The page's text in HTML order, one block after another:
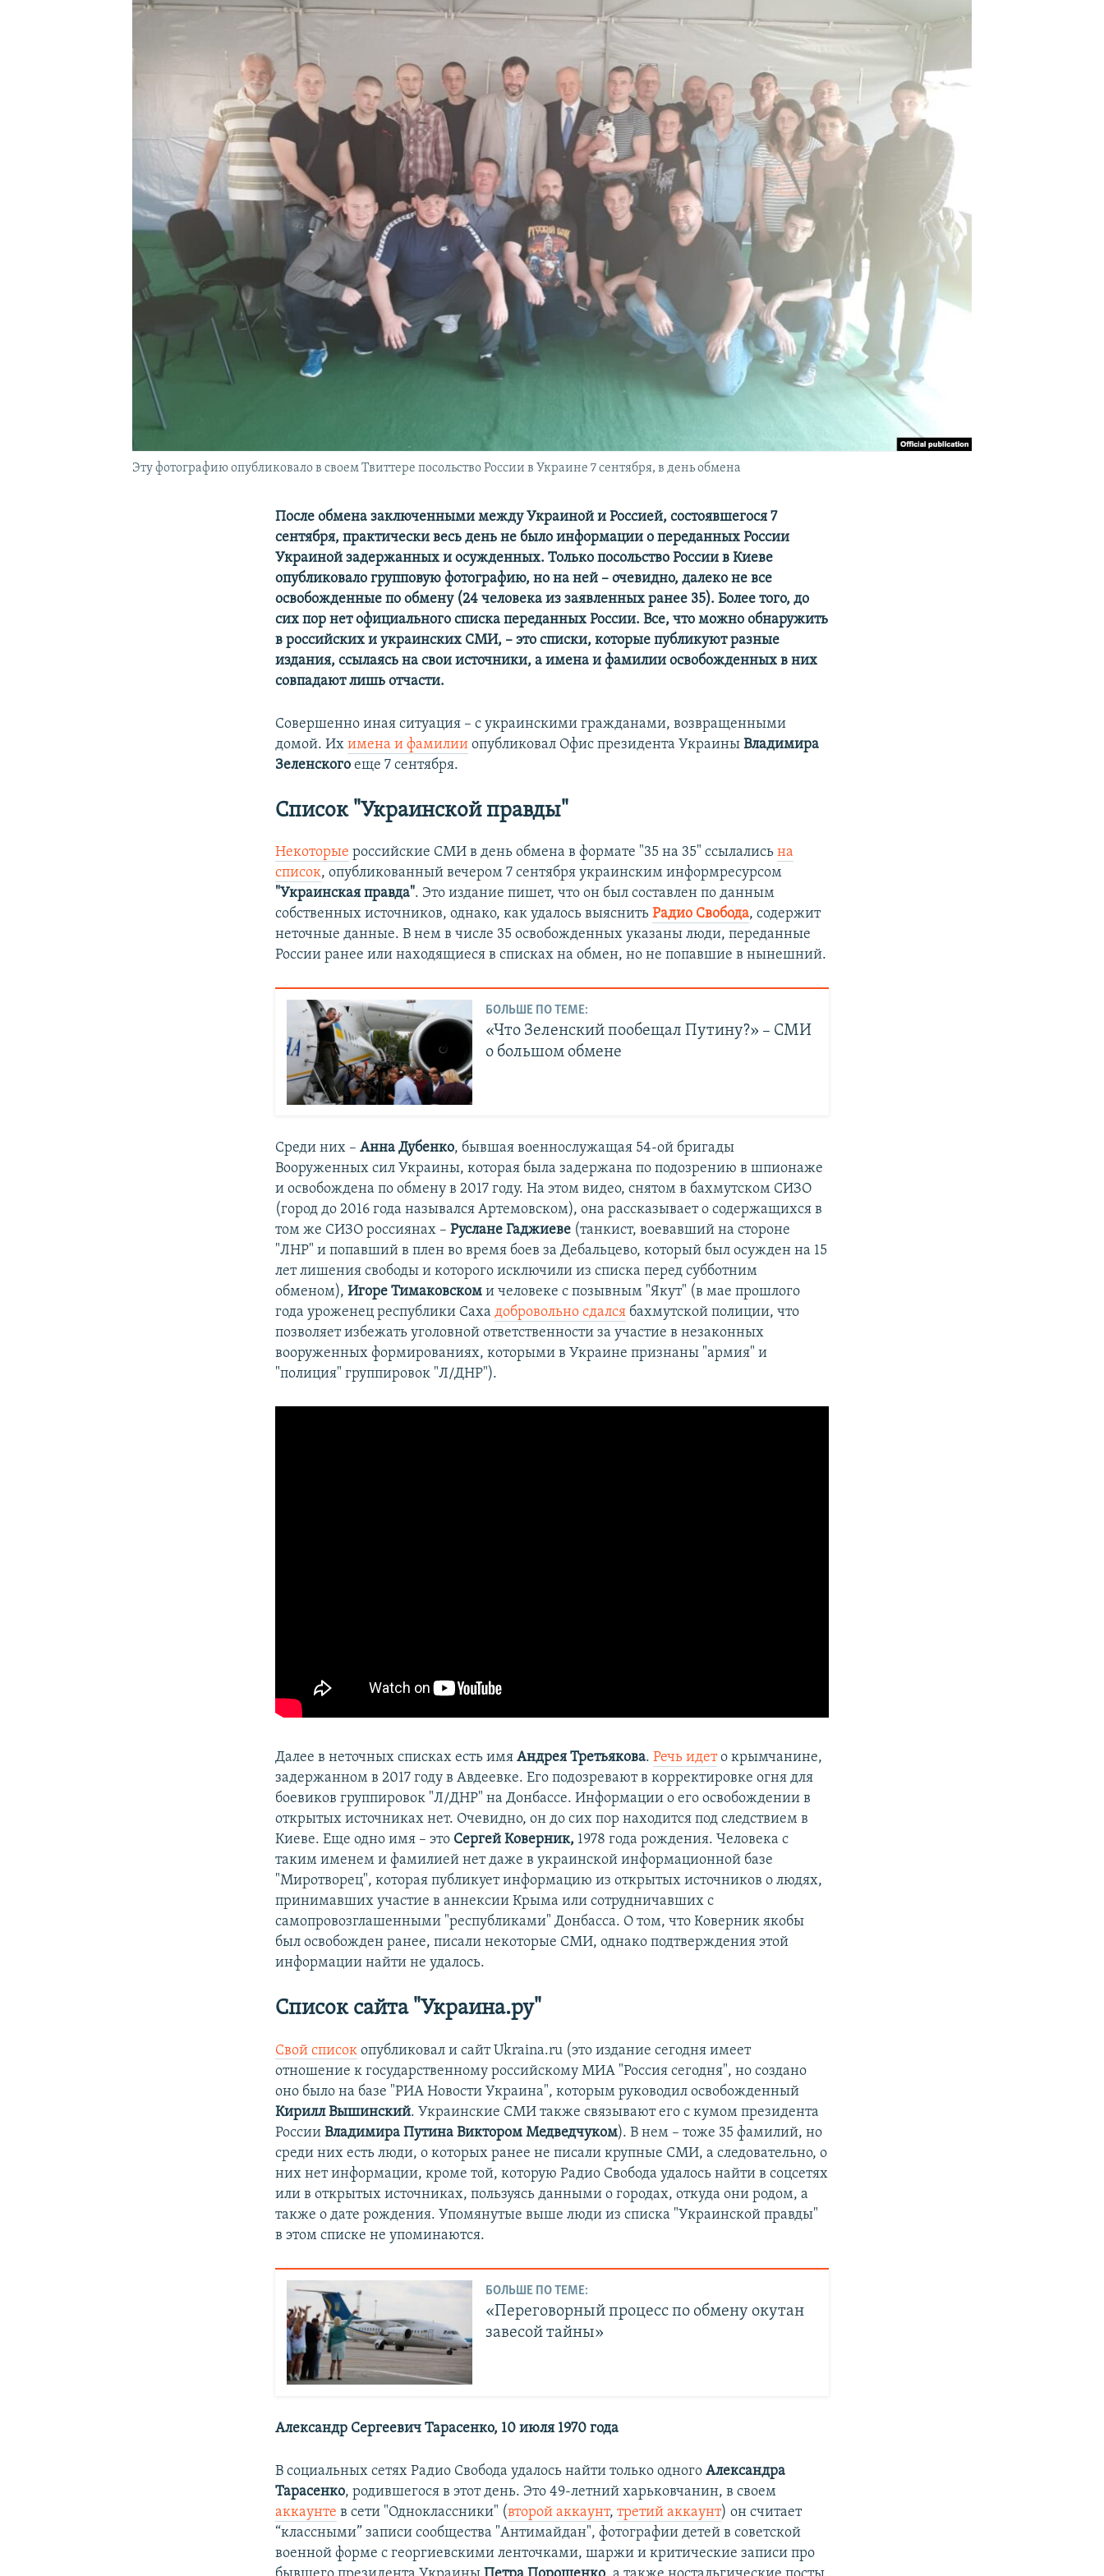
Эту фотографию опубликовало в своем Твиттере посольство России в Украине 7 сентября, в день обмена
После обмена заключенными между Украиной и Россией, состоявшегося 7
сентября, практически весь день не было информации о переданных России
Украиной задержанных и осужденных. Только посольство России в Киеве
опубликовало групповую фотографию, но на ней – очевидно, далеко не все
освобожденные по обмену (24 человека из заявленных ранее 35). Более того, до
сих пор нет официального списка переданных России. Все, что можно обнаружить
в российских и украинских СМИ, –​ это списки, которые публикуют разные
издания, ссылаясь на свои источники, а имена и фамилии освобожденных в них
совпадают лишь отчасти.
Совершенно иная ситуация – с украинскими гражданами, возвращенными
домой. Ихимена и фамилии опубликовал Офис президента УкраиныВладимира
Зеленского еще 7 сентября.​
Список "Украинской правды"
Некоторые российские СМИ в день обмена в формате "35 на 35" ссылалисьна
список, опубликованный вечером 7 сентября украинским информресурсом
"Украинская правда". Это издание пишет, что он был составлен по данным
собственных источников, однако, как удалось выяснитьРадио Свобода, содержит
неточные данные. В нем в числе 35 освобожденных указаны люди, переданные
России ранее или находящиеся в списках на обмен, но не попавшие в нынешний.
БОЛЬШЕ ПО ТЕМЕ:
«Что Зеленский пообещал Путину?» – СМИ
о большом обмене
Среди них –Анна Дубенко, бывшая военнослужащая 54-ой бригады
Вооруженных сил Украины, которая была задержана по подозрению в шпионаже
и освобождена по обмену в 2017 году. На этом видео, снятом в бахмутском СИЗО
(город до 2016 года назывался Артемовском), она рассказывает о содержащихся в
том же СИЗО россиянах –Руслане Гаджиеве (танкист, воевавший на стороне
"ЛНР" и попавший в плен во время боев за Дебальцево, который был осужден на 15
лет лишения свободы и которого исключили из списка перед субботним
обменом),Игоре Тимаковском и человеке с позывным "Якут" (в мае прошлого
года уроженец республики Сахадобровольно сдался бахмутской полиции, что
позволяет избежать уголовной ответственности за участие в незаконных
вооруженных формированиях, которыми в Украине признаны "армия" и
"полиция" группировок "Л/ДНР").
Далее в неточных списках есть имяАндрея Третьякова.Речь идето крымчанине,
задержанном в 2017 году в Авдеевке. Его подозревают в корректировке огня для
боевиков группировок "Л/ДНР" на Донбассе. Информации о его освобождении в
открытых источниках нет. Очевидно, он до сих пор находится под следствием в
Киеве. Еще одно имя – это Сергей Коверник, 1978 года рождения. Человека с
таким именем и фамилией нет даже в украинской информационной базе
"Миротворец", которая публикует информацию из открытых источников о людях,
принимавших участие в аннексии Крыма или сотрудничавших с
самопровозглашенными "республиками" Донбасса. О том, что Коверник якобы
был освобожден ранее, писали некоторые СМИ, однако подтверждения этой
информации найти не удалось.
Список сайта "Украина.ру"
Свой список опубликовал и сайт Ukraina.ru (это издание сегодня имеет
отношение к государственному российскому МИА "Россия сегодня", но создано
оно было на базе "РИА Новости Украина", которым руководил освобожденный
Кирилл Вышинский. Украинские СМИ также связывают его с кумом президента
РоссииВладимира Путина Виктором Медведчуком). В нем – тоже 35 фамилий, но
среди них есть люди, о которых ранее не писали крупные СМИ, а следовательно, о
них нет информации, кроме той, которую Радио Свобода удалось найти в соцсетях
или в открытых источниках, пользуясь данными о городах, откуда они родом, а
также о дате рождения. Упомянутые выше люди из списка "Украинской правды"
в этом списке не упоминаются.
БОЛЬШЕ ПО ТЕМЕ:
«Переговорный процесс по обмену окутан
завесой тайны»
Александр Сергеевич Тарасенко, 10 июля 1970 года
В социальных сетях Радио Свобода удалось найти только одногоАлександра
Тарасенко, родившегося в этот день. Это 49-летний харьковчанин, в своем
аккаунте в сети "Одноклассники" (второй аккаунт,третий аккаунт) он считает
“классными” записи сообщества "Антимайдан", фотографии детей в советской
военной форме с георгиевскими ленточками, шаржи и критические записи про